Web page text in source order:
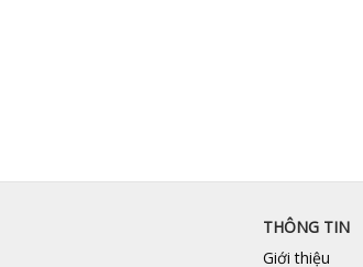
THÔNG TIN
Giới thiệu